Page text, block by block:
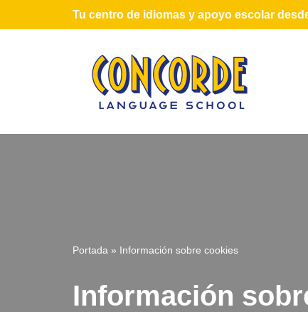
Tu centro de idiomas y apoyo escolar
Portada » Información sobre cookies
Información